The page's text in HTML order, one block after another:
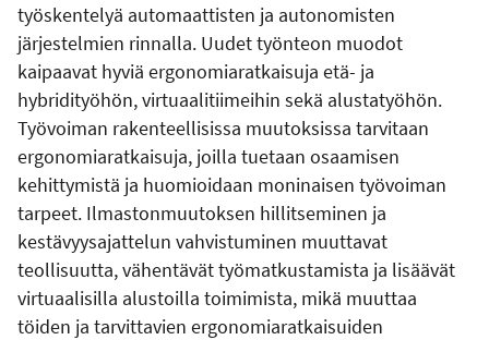
työskentelyä automaattisten ja autonomisten
järjestelmien rinnalla. Uudet työnteon muodot
kaipaavat hyviä ergonomiaratkaisuja etä- ja
hybridityöhön, virtuaalitiimeihin sekä alustatyöhön.
Työvoiman rakenteellisissa muutoksissa tarvitaan
ergonomiaratkaisuja, joilla tuetaan osaamisen
kehittymistä ja huomioidaan moninaisen työvoiman
tarpeet. Ilmastonmuutoksen hillitseminen ja
kestävyysajattelun vahvistuminen muuttavat
teollisuutta, vähentävät työmatkustamista ja lisäävät
virtuaalisilla alustoilla toimimista, mikä muuttaa
töiden ja tarvittavien ergonomiaratkaisuiden